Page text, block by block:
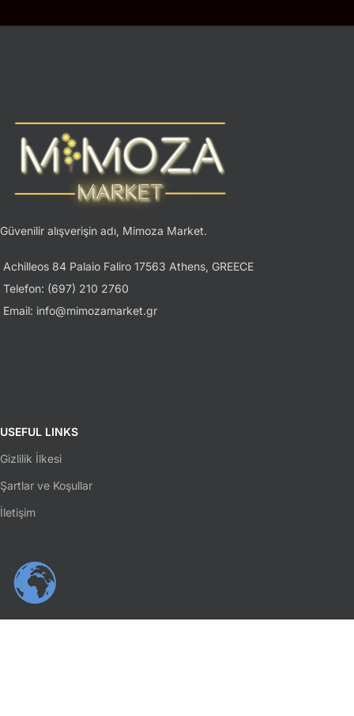
Güvenilir alışverişin adı, Mimoza Market.
Achilleos 84 Palaio Faliro 17563 Athens, GREECE
Telefon: (697) 210 2760
Email: info@mimozamarket.gr
USEFUL LINKS
Gizlilik İlkesi
Şartlar ve Koşullar
İletişim